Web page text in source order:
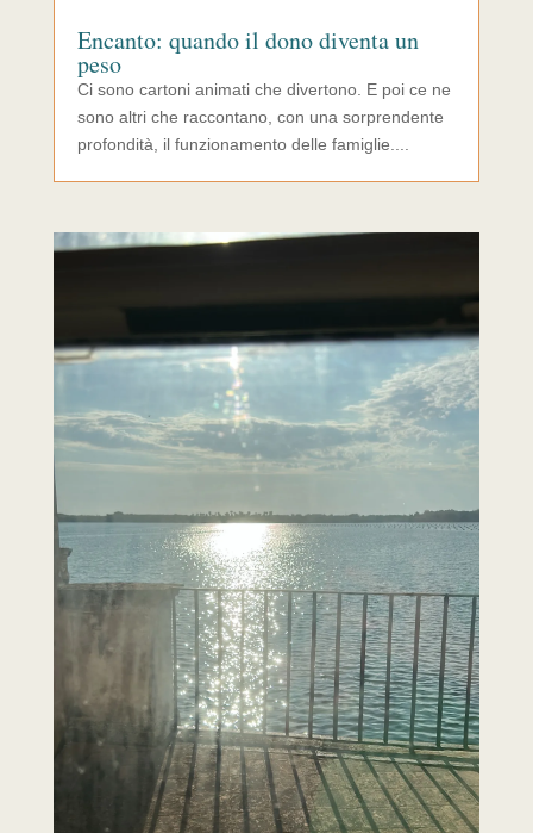
Encanto: quando il dono diventa un
peso
Ci sono cartoni animati che divertono. E poi ce ne
sono altri che raccontano, con una sorprendente
profondità, il funzionamento delle famiglie....